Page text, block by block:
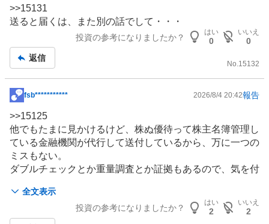
示
板
事
>>15131
送ると届くは、また別の話でして・・・
投資の参考になりましたか？
はい
0
いいえ
0
返信
No.15132
掲
示
板
記
事
fsb*********** 2026/8/4 20:42報告
全文表示
>>15125
他でもたまに見かけるけど、株ぬ優待って株主名簿管理し
ている金融機関が代行して送付しているから、万に一つの
ミスもない。
ダブルチェックとか重量調査とか証拠もあるので、気を付
金融機関はマル暴対策の為に、当局とも連携して、悪質な
者の情報共有とかしているとも聞いてるし。
投資の参考になりましたか？
はい
2
いいえ
2